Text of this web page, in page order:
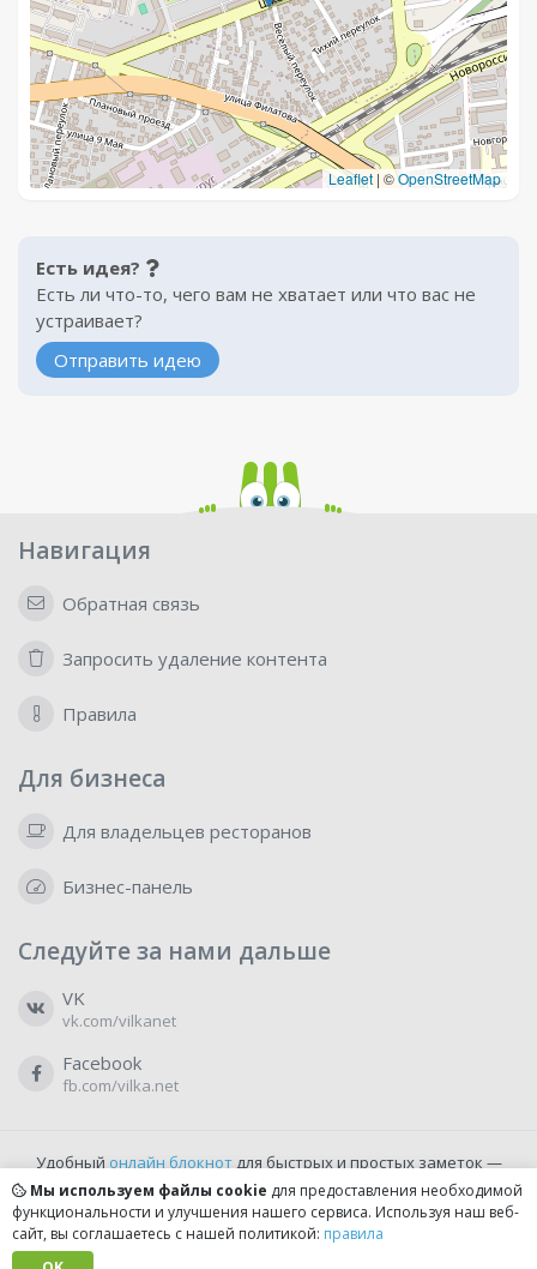
Leaflet | ©OpenStreetMap
Есть идея?
Есть ли что-то, чего вам не хватает или что вас не
устраивает?
Отправить идею
Навигация
Обратная связь
Запросить удаление контента
Правила
Для бизнеса
Для владельцев ресторанов
Бизнес-панель
Следуйте за нами дальше
VK
vk.com/vilkanet
Facebook
fb.com/vilka.net
Удобный онлайн блокнотдля быстрых и простых заметок —
бесплатно и доступно прямо из браузера.
Мы используем файлы cookie для предоставления необходимой
функциональности и улучшения нашего сервиса. Используя наш веб-
сайт, вы соглашаетесь с нашей политикой: правила